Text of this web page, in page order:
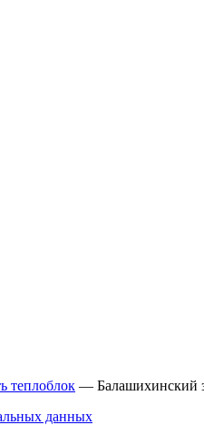
теплоблок — Балашихинский
данных